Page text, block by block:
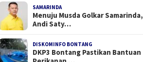
SAMARINDA
Menuju Musda Golkar Samarinda,
Andi Saty…
DISKOMINFO BONTANG
DKP3 Bontang Pastikan Bantuan